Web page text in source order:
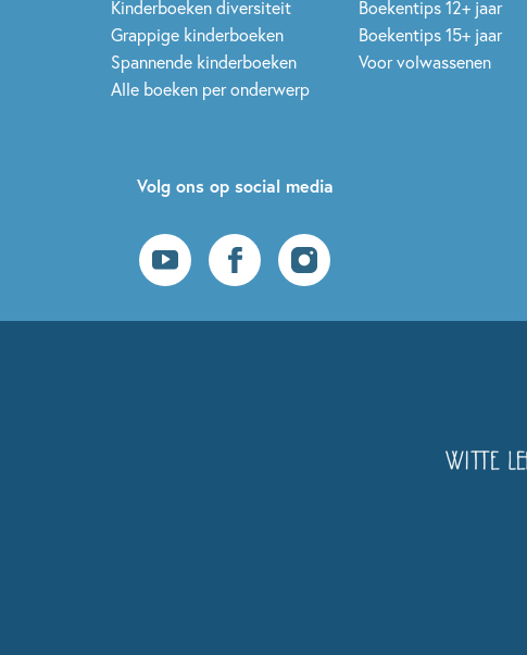
Kinderboeken diversiteit
Grappige kinderboeken
Spannende kinderboeken
Alle boeken per onderwerp
Boekentips 12+ jaar
Boekentips 15+ jaar
Voor volwassenen
Volg ons op social media